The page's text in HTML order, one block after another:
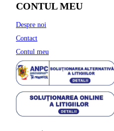
CONTUL MEU
Despre noi
Contact
Contul meu